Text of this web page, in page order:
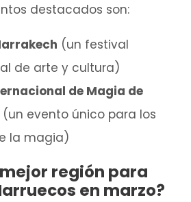
destacados son:
(un festival
de arte y cultura)
de Magia de
(un evento único para los
la magia)
región para
en marzo?